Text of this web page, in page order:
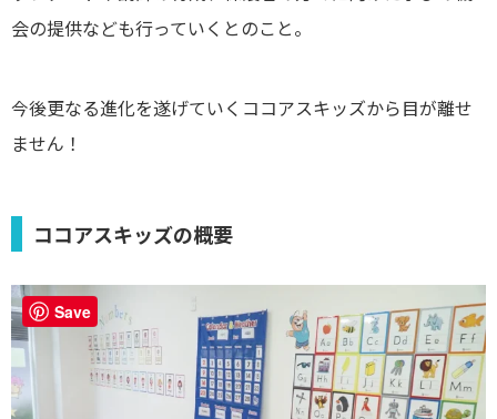
会の提供なども行っていくとのこと。
今後更なる進化を遂げていくココアスキッズから目が離せ
ません！
ココアスキッズの概要
Save